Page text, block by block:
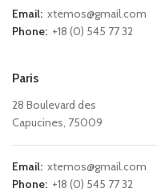
Email: xtemos@gmail.com
Phone: +18 (0) 545 77 32
Paris
28 Boulevard des
Capucines, 75009
Email: xtemos@gmail.com
Phone: +18 (0) 545 77 32